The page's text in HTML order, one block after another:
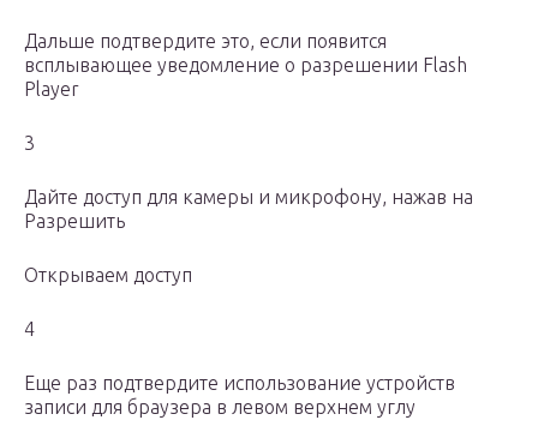
Дальше подтвердите это, если появится
всплывающее уведомление о разрешении Flash
Player
3
Дайте доступ для камеры и микрофону, нажав на
Разрешить
Открываем доступ
4
Еще раз подтвердите использование устройств
записи для браузера в левом верхнем углу